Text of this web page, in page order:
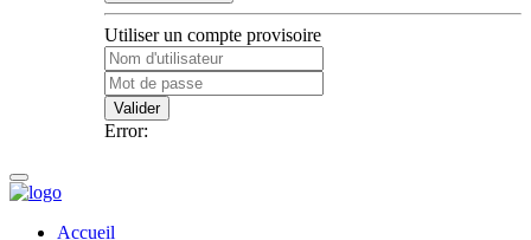
Utiliser un compte provisoire
Valider
Error:
Accueil